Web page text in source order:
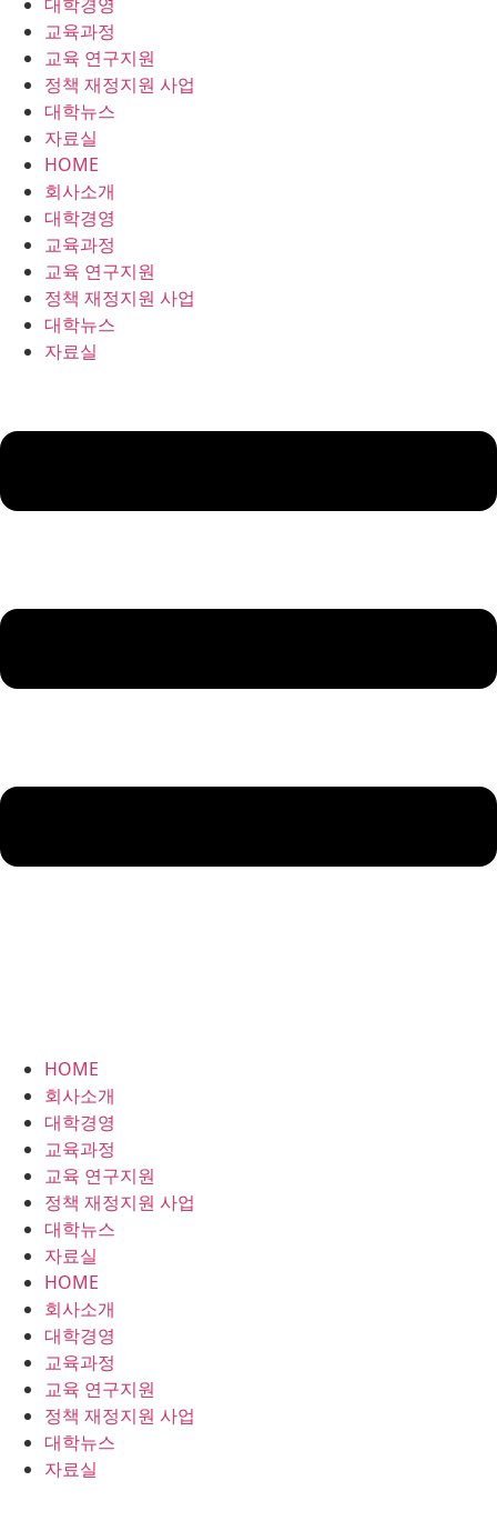
교육과정
교육 연구지원
정책 재정지원 사업
대학뉴스
자료실
HOME
회사소개
대학경영
교육과정
교육 연구지원
정책 재정지원 사업
대학뉴스
자료실
HOME
회사소개
대학경영
교육과정
교육 연구지원
정책 재정지원 사업
대학뉴스
자료실
HOME
회사소개
대학경영
교육과정
교육 연구지원
정책 재정지원 사업
대학뉴스
자료실